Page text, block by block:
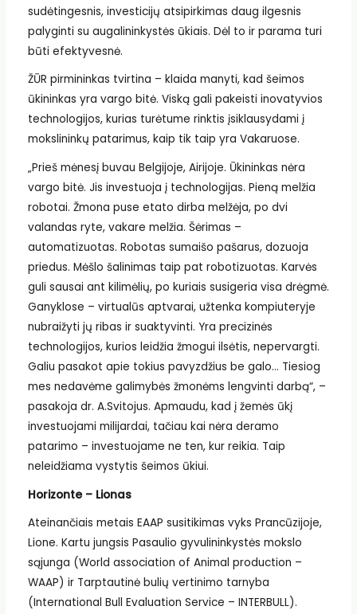
sudėtingesnis, investicijų atsipirkimas daug ilgesnis
palyginti su augalininkystės ūkiais. Dėl to ir parama turi
būti efektyvesnė.
ŽŪR pirmininkas tvirtina – klaida manyti, kad šeimos
ūkininkas yra vargo bitė. Viską gali pakeisti inovatyvios
technologijos, kurias turėtume rinktis įsiklausydami į
mokslininkų patarimus, kaip tik taip yra Vakaruose.
„Prieš mėnesį buvau Belgijoje, Airijoje. Ūkininkas nėra
vargo bitė. Jis investuoja į technologijas. Pieną melžia
robotai. Žmona puse etato dirba melžėja, po dvi
valandas ryte, vakare melžia. Šėrimas –
automatizuotas. Robotas sumaišo pašarus, dozuoja
priedus. Mėšlo šalinimas taip pat robotizuotas. Karvės
guli sausai ant kilimėlių, po kuriais susigeria visa drėgmė.
Ganyklose – virtualūs aptvarai, užtenka kompiuteryje
nubraižyti jų ribas ir suaktyvinti. Yra precizinės
technologijos, kurios leidžia žmogui ilsėtis, nepervargti.
Galiu pasakot apie tokius pavyzdžius be galo… Tiesiog
mes nedavėme galimybės žmonėms lengvinti darbą“, –
pasakoja dr. A.Svitojus. Apmaudu, kad į žemės ūkį
investuojami milijardai, tačiau kai nėra deramo
patarimo – investuojame ne ten, kur reikia. Taip
neleidžiama vystytis šeimos ūkiui.
Horizonte – Lionas
Ateinančiais metais EAAP susitikimas vyks Prancūzijoje,
Lione. Kartu jungsis Pasaulio gyvulininkystės mokslo
sąjunga (World association of Animal production –
WAAP) ir Tarptautinė bulių vertinimo tarnyba
(International Bull Evaluation Service – INTERBULL).